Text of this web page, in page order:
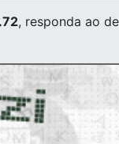
, responda ao